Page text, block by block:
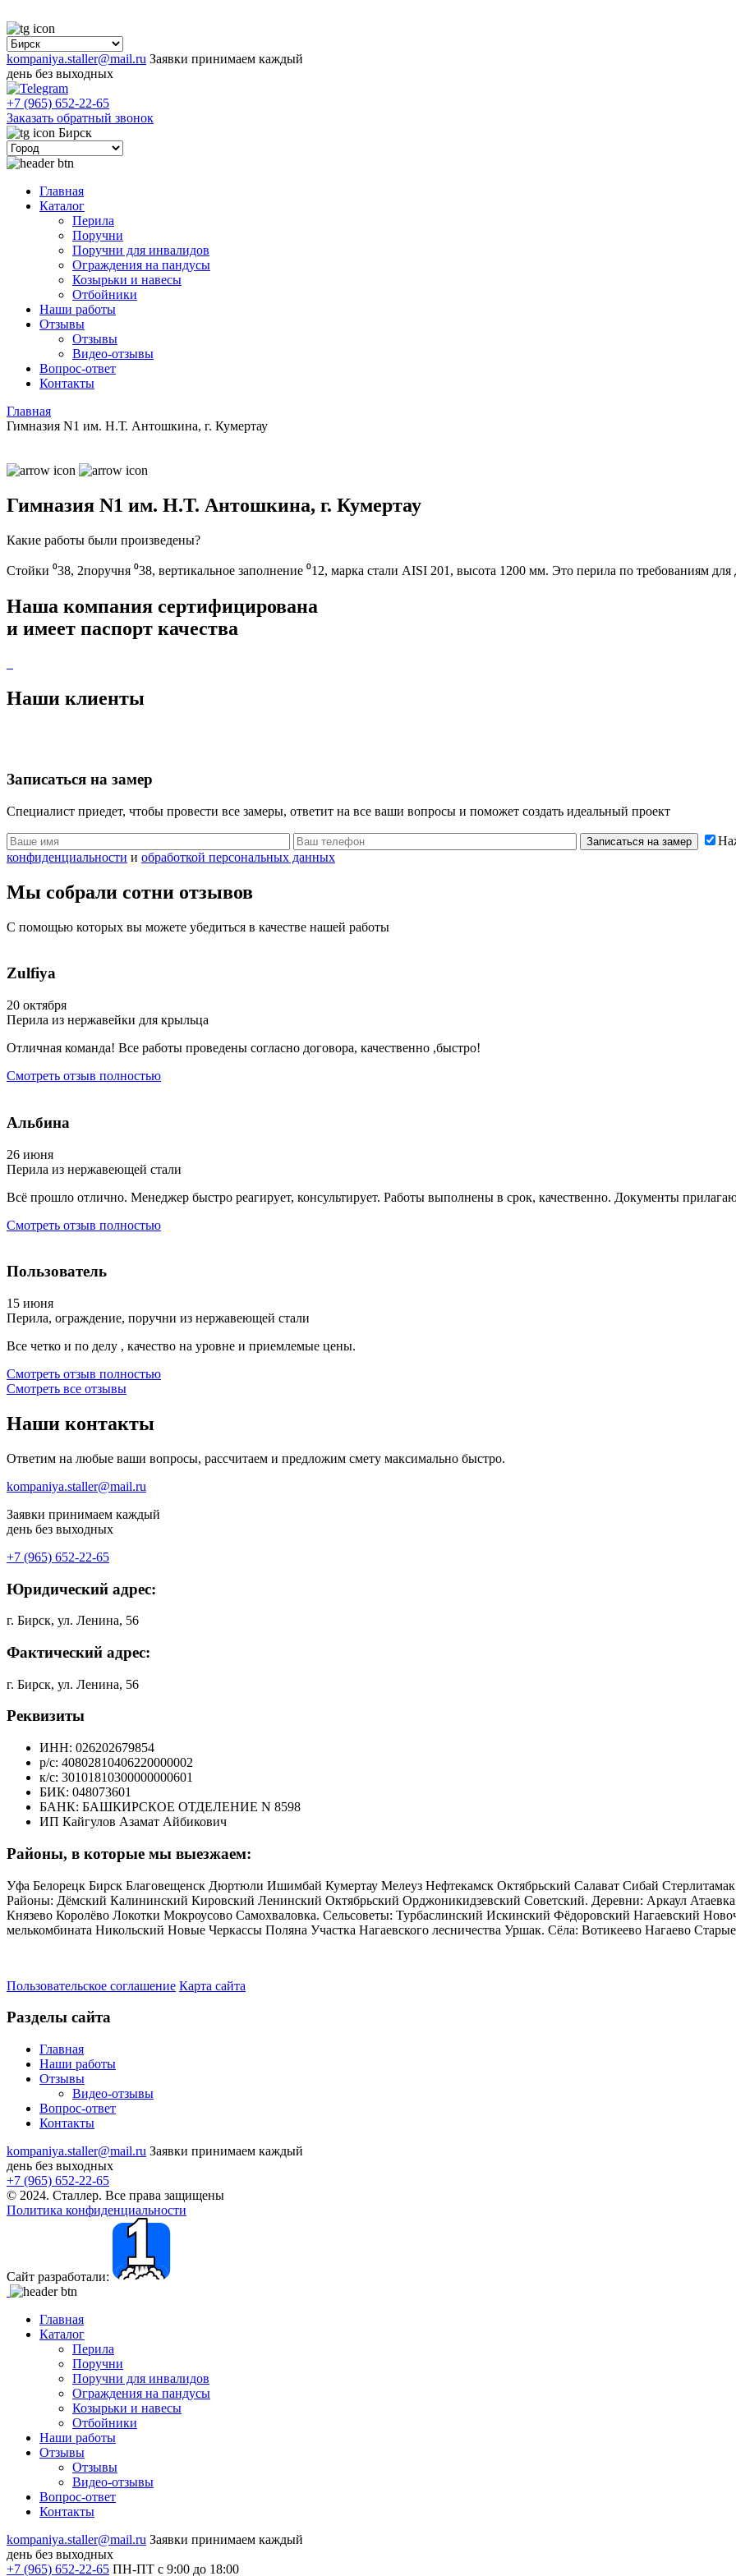
kompaniya.staller@mail.ru Заявки принимаем каждый
день без выходных
+7 (965) 652-22-65
Заказать обратный звонок
Бирск
Главная
Каталог
Перила
Поручни
Поручни для инвалидов
Ограждения на пандусы
Козырьки и навесы
Отбойники
Наши работы
Отзывы
Отзывы
Видео-отзывы
Вопрос-ответ
Контакты
Главная
Гимназия N1 им. Н.Т. Антошкина, г. Кумертау
Гимназия N1 им. Н.Т. Антошкина, г. Кумертау
Какие работы были произведены?
Стойки ⁰38, 2поручня ⁰38, вертикальное заполнение ⁰12, марка стали AISI 201, высота 1200 мм. Это перила по требованиям
Наша компания сертифицирована
и имеет паспорт качества
Наши клиенты
Записаться на замер
Специалист приедет, чтобы провести все замеры, ответит на все ваши вопросы и поможет создать идеальный проект
Записаться на замер
конфиденциальности и обработкой персональных данных
Мы собрали сотни отзывов
С помощью которых вы можете убедиться в качестве нашей работы
Zulfiya
20 октября
Перила из нержавейки для крыльца
Отличная команда! Все работы проведены согласно договора, качественно ,быстро!
Смотреть отзыв полностью
Альбина
26 июня
Перила из нержавеющей стали
Всё прошло отлично. Менеджер быстро реагирует, консультирует. Работы выполнены в срок, качественно. Документы
Смотреть отзыв полностью
Пользователь
15 июня
Перила, ограждение, поручни из нержавеющей стали
Все четко и по делу , качество на уровне и приемлемые цены.
Смотреть отзыв полностью
Смотреть все отзывы
Наши контакты
Ответим на любые ваши вопросы, рассчитаем и предложим смету максимально быстро.
kompaniya.staller@mail.ru
Заявки принимаем каждый
день без выходных
+7 (965) 652-22-65
Юридический адрес:
г. Бирск, ул. Ленина, 56
Фактический адрес:
г. Бирск, ул. Ленина, 56
Реквизиты
ИНН: 026202679854
р/с: 40802810406220000002
к/с: 30101810300000000601
БИК: 048073601
БАНК: БАШКИРСКОЕ ОТДЕЛЕНИЕ N 8598
ИП Кайгулов Азамат Айбикович
Районы, в которые мы выезжаем:
Уфа Белорецк Бирск Благовещенск Дюртюли Ишимбай Кумертау Мелеуз Нефтекамск Октябрьский Салават Сибай
Районы: Дёмский Калининский Кировский Ленинский Октябрьский Орджоникидзевский Советский. Деревни: Аркаул
Князево Королёво Локотки Мокроусово Самохваловка. Сельсоветы: Турбаслинский Искинский Фёдоровский Нагаевский
мелькомбината Никольский Новые Черкассы Поляна Участка Нагаевского лесничества Уршак. Сёла: Вотикеево Нагаево
Пользовательское соглашение Карта сайта
Разделы сайта
Главная
Наши работы
Отзывы
Видео-отзывы
Вопрос-ответ
Контакты
kompaniya.staller@mail.ru Заявки принимаем каждый
день без выходных
+7 (965) 652-22-65
© 2024. Сталлер. Все права защищены
Политика конфиденциальности
Сайт разработали:
Главная
Каталог
Перила
Поручни
Поручни для инвалидов
Ограждения на пандусы
Козырьки и навесы
Отбойники
Наши работы
Отзывы
Отзывы
Видео-отзывы
Вопрос-ответ
Контакты
kompaniya.staller@mail.ru Заявки принимаем каждый
день без выходных
+7 (965) 652-22-65 ПН-ПТ с 9:00 до 18:00